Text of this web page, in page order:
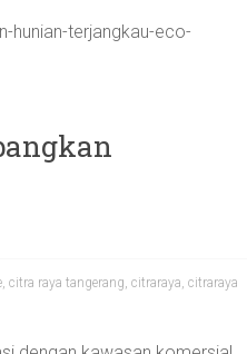
hunian-terjangkau-eco-
, citra raya tangerang, citraraya, citraraya